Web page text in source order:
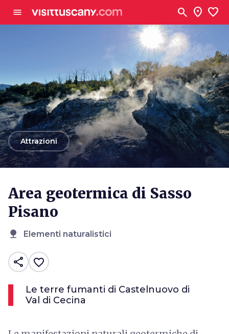
menu search location_on favorite
arrow_backAttrazioni
Area geotermica di Sasso
Pisano
nature Elementi naturalistici
share favorite_border
Le terre fumanti di Castelnuovo di
Val di Cecina